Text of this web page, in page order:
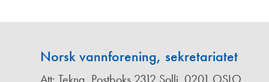
Norsk vannforening, sekretariatet